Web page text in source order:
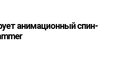
анимационный спин-